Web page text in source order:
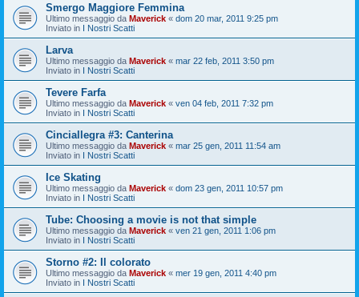
Smergo Maggiore Femmina
Ultimo messaggio da Maverick « dom 20 mar, 2011 9:25 pm
Inviato in I Nostri Scatti
Larva
Ultimo messaggio da Maverick « mar 22 feb, 2011 3:50 pm
Inviato in I Nostri Scatti
Tevere Farfa
Ultimo messaggio da Maverick « ven 04 feb, 2011 7:32 pm
Inviato in I Nostri Scatti
Cinciallegra #3: Canterina
Ultimo messaggio da Maverick « mar 25 gen, 2011 11:54 am
Inviato in I Nostri Scatti
Ice Skating
Ultimo messaggio da Maverick « dom 23 gen, 2011 10:57 pm
Inviato in I Nostri Scatti
Tube: Choosing a movie is not that simple
Ultimo messaggio da Maverick « ven 21 gen, 2011 1:06 pm
Inviato in I Nostri Scatti
Storno #2: Il colorato
Ultimo messaggio da Maverick « mer 19 gen, 2011 4:40 pm
Inviato in I Nostri Scatti